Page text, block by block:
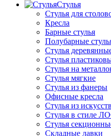
Стулья
Стулья для
Кресла
Барные стулья
Полубарные
Стулья
Стулья
Стулья на
Стулья мягкие
Стулья из фанеры
Офисные кресла
Стулья из
Стулья в стиле
Стулья
Складные лавки